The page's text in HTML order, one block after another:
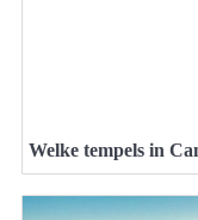
Welke tempels in